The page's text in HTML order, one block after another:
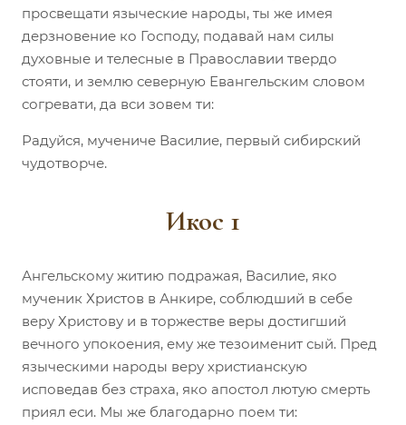
просвещати языческие народы, ты же имея
дерзновение ко Господу, подавай нам силы
духовные и телесные в Православии твердо
стояти, и землю северную Евангельским словом
согревати, да вси зовем ти:
Радуйся, мучениче Василие, первый сибирский
чудотворче.
Икос 1
Ангельскому житию подражая, Василие, яко
мученик Христов в Анкире, соблюдший в себе
веру Христову и в торжестве веры достигший
вечного упокоения, ему же тезоименит сый. Пред
языческими народы веру христианскую
исповедав без страха, яко апостол лютую смерть
приял еси. Мы же благодарно поем ти: